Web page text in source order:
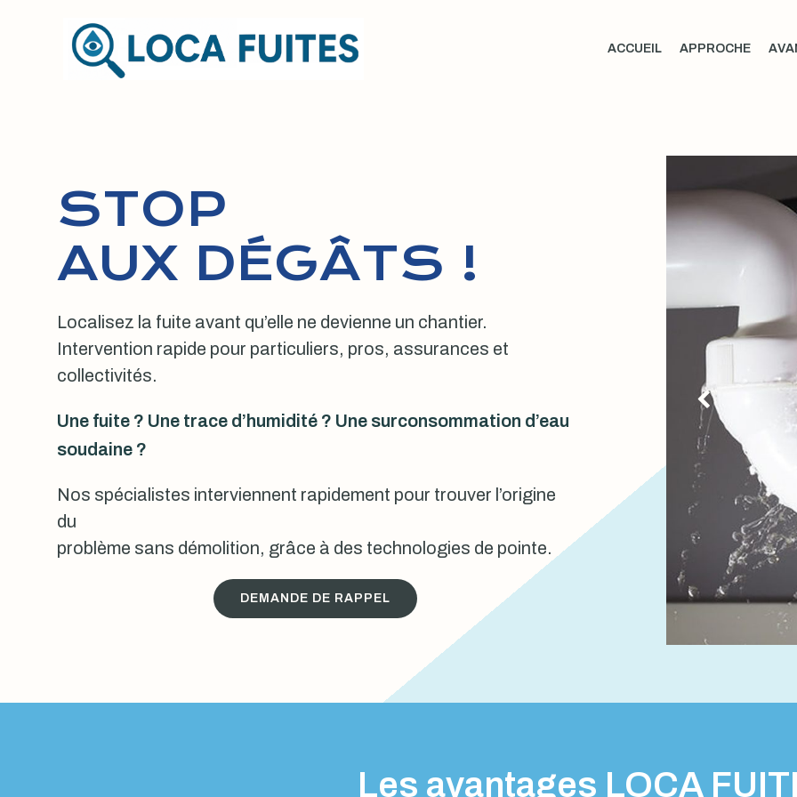
ACCUEIL APPROCHE
STOP
AUX DÉGÂTS !
Localisez la fuite avant qu’elle ne devienne un chantier.
Intervention rapide pour particuliers, pros, assurances et
collectivités.
Une fuite ? Une trace d’humidité ? Une surconsommation d’eau
soudaine ?
Nos spécialistes interviennent rapidement pour trouver l’origine
du
problème sans démolition, grâce à des technologies de pointe.
DEMANDE DE RAPPEL
Les avantages LOCA